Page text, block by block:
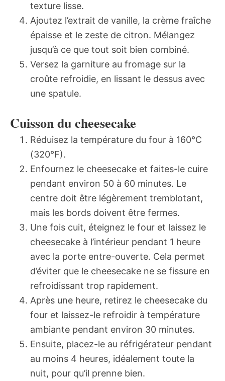
texture lisse.
Ajoutez l’extrait de vanille, la crème fraîche
épaisse et le zeste de citron. Mélangez
jusqu’à ce que tout soit bien combiné.
Versez la garniture au fromage sur la
croûte refroidie, en lissant le dessus avec
une spatule.
Cuisson du cheesecake
Réduisez la température du four à 160°C
(320°F).
Enfournez le cheesecake et faites-le cuire
pendant environ 50 à 60 minutes. Le
centre doit être légèrement tremblotant,
mais les bords doivent être fermes.
Une fois cuit, éteignez le four et laissez le
cheesecake à l’intérieur pendant 1 heure
avec la porte entre-ouverte. Cela permet
d’éviter que le cheesecake ne se fissure en
refroidissant trop rapidement.
Après une heure, retirez le cheesecake du
four et laissez-le refroidir à température
ambiante pendant environ 30 minutes.
Ensuite, placez-le au réfrigérateur pendant
au moins 4 heures, idéalement toute la
nuit, pour qu’il prenne bien.